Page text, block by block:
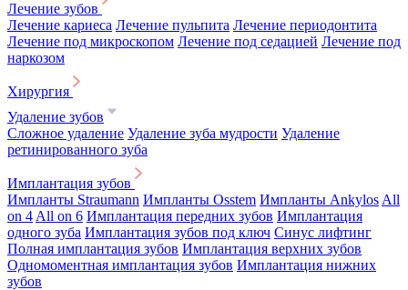
Лечение зубов
Лечение кариеса Лечение пульпита Лечение периодонтита
Лечение под микроскопом Лечение под седацией Лечение под
наркозом
Хирургия
Удаление зубов
Сложное удаление Удаление зуба мудрости Удаление
ретинированного зуба
Имплантация зубов
Импланты Straumann Импланты Osstem Импланты Ankylos All
on 4 All on 6 Имплантация передних зубов Имплантация
одного зуба Имплантация зубов под ключ Синус лифтинг
Полная имплантация зубов Имплантация верхних зубов
Одномоментная имплантация зубов Имплантация нижних
зубов